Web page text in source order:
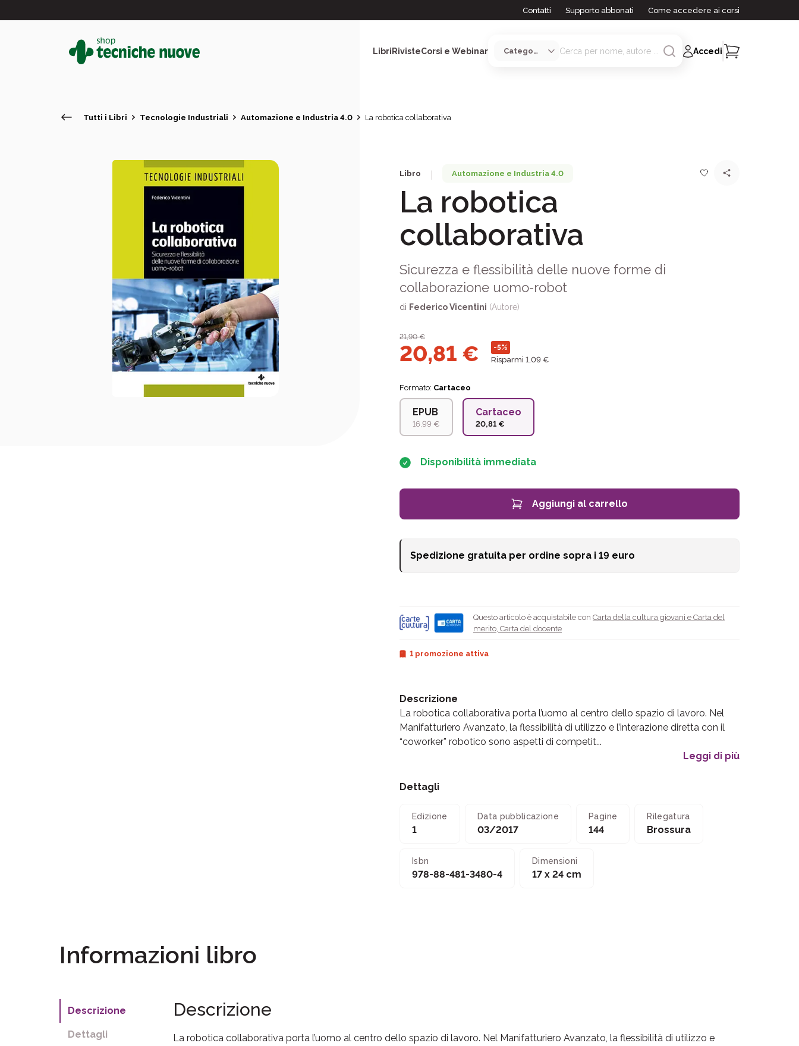
Contatti Supporto abbonati Come accedere ai corsi
LibriRivisteCorsi e Webinar Accedi
Tutti i Libri Tecnologie Industriali Automazione e Industria 4.0 La robotica collaborativa
Libro Automazione e Industria 4.0
La robotica
collaborativa
Sicurezza e flessibilità delle nuove forme di
collaborazione uomo-robot
di Federico Vicentini (Autore)
21,90€
20,81 € -5%
Risparmi 1,09 €
Formato: Cartaceo
EPUB
16,99 €
Cartaceo
20,81 €
Disponibilità immediata
Aggiungi al carrello
Spedizione gratuita per ordine sopra i 19 euro
Questo articolo è acquistabile con Carta della cultura giovani e Carta del
merito, Carta del docente
1 promozione attiva
Descrizione
La robotica collaborativa porta l’uomo al centro dello spazio di lavoro. Nel
Manifatturiero Avanzato, la flessibilità di utilizzo e l’interazione diretta con il
“coworker” robotico sono aspetti di competit...
Leggi di più
Dettagli
Edizione
1
Data pubblicazione
03/2017
Pagine
144
Rilegatura
Brossura
Isbn
978-88-481-3480-4
Dimensioni
17 x 24 cm
Informazioni libro
Descrizione
Dettagli
Descrizione
La robotica collaborativa porta l’uomo al centro dello spazio di lavoro. Nel Manifatturiero Avanzato, la flessibilità di utilizzo e